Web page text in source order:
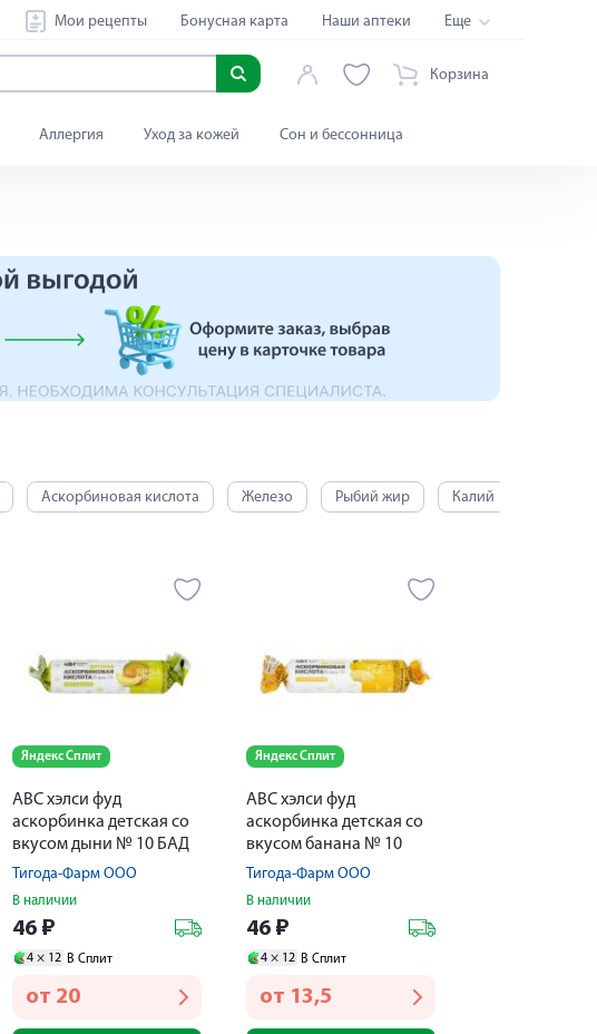
Мои рецепты Бонусная карта Наши аптеки Еще
Корзина
Аллергия Уход за кожей Сон и бессонница
Аскорбиновая кислота Железо Рыбий жир Калий
Яндекс Сплит
АВС хэлси фуд
аскорбинка детская со
вкусом дыни № 10 БАД
Тигода-Фарм ООО
В наличии
46 ₽
4 × 12 В Сплит
от 20
Яндекс Сплит
АВС хэлси фуд
аскорбинка детская со
вкусом банана № 10
БАД
Тигода-Фарм ООО
В наличии
46 ₽
4 × 12 В Сплит
от 13,5